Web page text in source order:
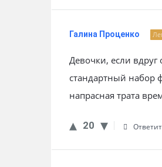
Галина Проценко
Девочки, если вдруг
стандартный набор
напрасная трата
20